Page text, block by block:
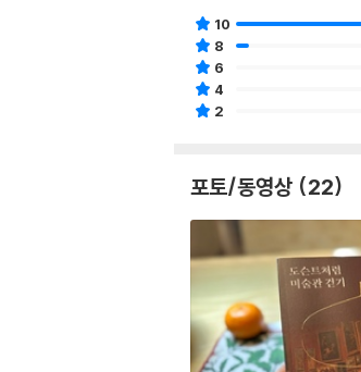
10
8
6
4
2
포토/동영상 (22)